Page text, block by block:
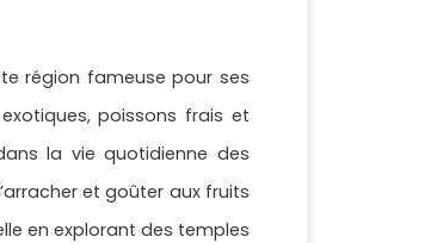
région fameuse pour ses
poissons frais et
la vie quotidienne des
et goûter aux fruits
en explorant des temples